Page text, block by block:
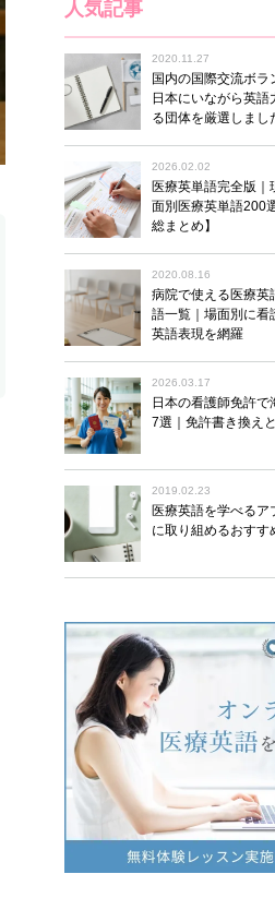
人気記事
2020.11.27
国内の国際交流ボラ
日本にいながら英語
る団体を厳選しまし
2026.02.02
医療英単語完全版｜
面別医療英単語200
総まとめ】
2020.08.16
病院で使える医療英
語一覧｜場面別に看
英語表現を網羅
2026.03.17
日本の看護師免許で
7選｜免許書き換え
2019.02.23
医療英語を学べるア
に取り組めるおすす